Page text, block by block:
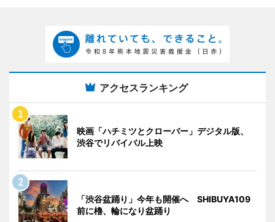
アクセスランキング
映画「ハチミツとクローバー」デジタル版、
渋谷でリバイバル上映
「渋谷盆踊り」今年も開催へ SHIBUYA109
前に櫓、輪になり盆踊り